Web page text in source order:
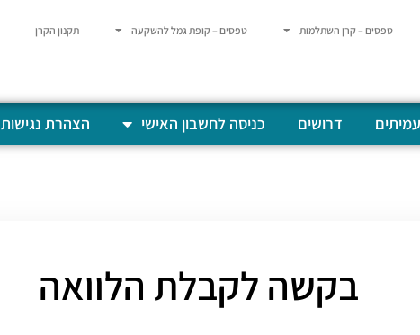
טפסים – קרן השתלמות טפסים – קופת גמל להשקעה תקנון הקרן
דרושים כניסה לחשבון האישי הצהרת נגישות
בקשה לקבלת הלוואה